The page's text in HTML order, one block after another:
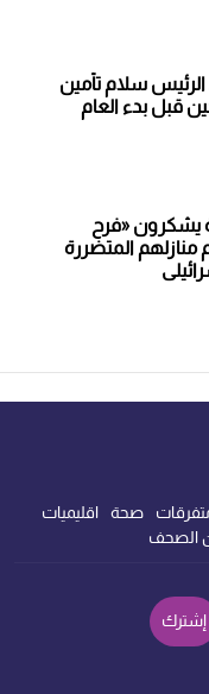
سلام تأمين
قبل بدء العام
يشكرون «فرح
منازلهم المتضررة
صحة
اقليميات
الصحف
إشترك